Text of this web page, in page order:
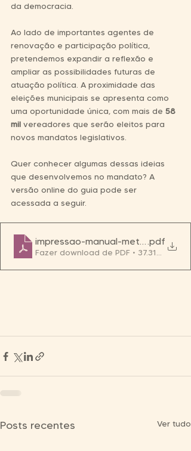
da democracia.
Ao lado de importantes agentes de
renovação e participação política,
pretendemos expandir a reflexão e
ampliar as possibilidades futuras de
atuação política. A proximidade das
eleições municipais se apresenta como
uma oportunidade única, com mais de 58
mil vereadores que serão eleitos para
novos mandatos legislativos.
Quer conhecer algumas dessas ideias
que desenvolvemos no mandato? A
versão online do guia pode ser
acessada a seguir.
impressao-manual- .pdf
Fazer download de PDF • 37.31MB
Posts recentes Ver tudo